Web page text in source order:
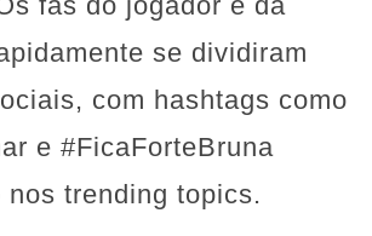
se dividiram
com hashtags como
e #FicaForteBruna
nos trending topics.